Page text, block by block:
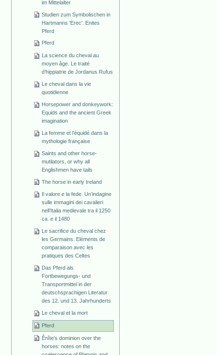
im Mittelalter
Studien zum Symbolischen in
Hartmanns 'Erec'. Enites
Pferd
Pferd
La science du cheval au
moyen âge. Le traité
d’hippiatrie de Jordanus Rufus
Le cheval dans la vie
quotidienne
Horsepower and donkeywork:
Equids and the ancient Greek
imagination
La femme et l'équidé dans la
mythologie française
Saints and other horse-
mutilators, or why all
Englishmen have tails
The horse in early Ireland
Il valore e la fede. Un’indagine
sulle immagini dei cavalieri
nell’Italia medievale tra il 1250
ca. e il 1480
Le sacrifice du cheval chez
les Germains. Eléments de
comparaison avec les
pratiques des Celtes
Das Pferd als
Fortbewegungs- und
Transportmittel in der
deutschsprachigen Literatur
des 12. und 13. Jahrhunderts
Le cheval et la mort
Pferd
Ênîte's dominion over the
horses: notes on the